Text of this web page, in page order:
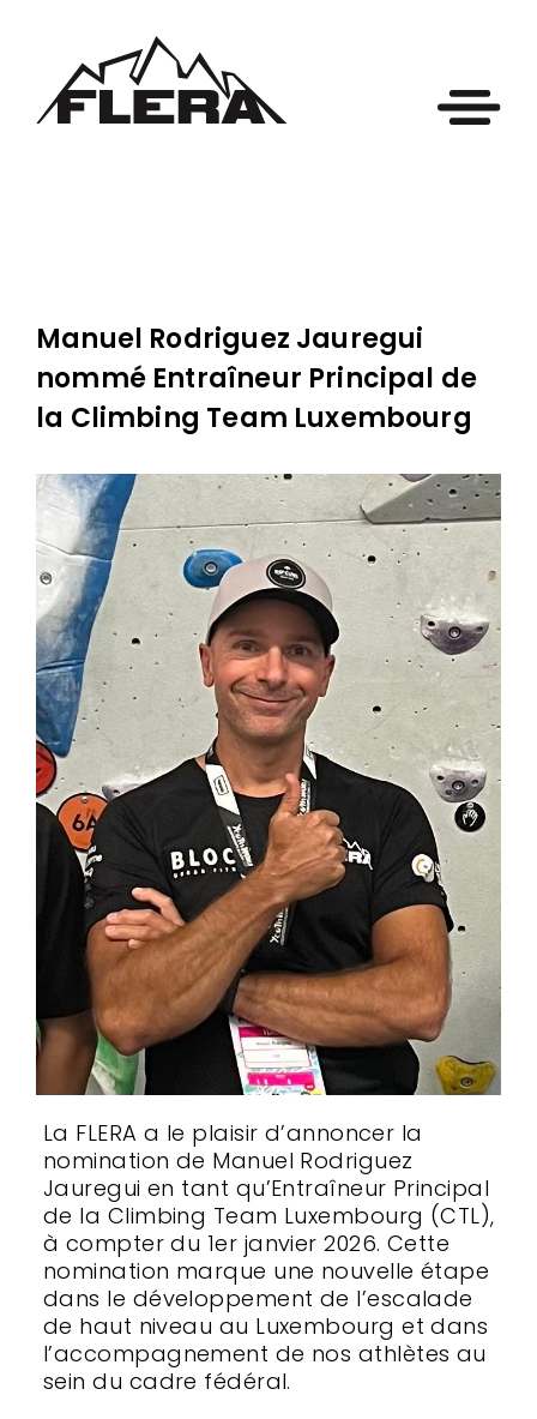
Manuel Rodriguez Jauregui
nommé Entraîneur Principal de
la Climbing Team Luxembourg
La FLERA a le plaisir d’annoncer la
nomination de Manuel Rodriguez
Jauregui en tant qu’Entraîneur Principal
de la Climbing Team Luxembourg (CTL),
à compter du 1er janvier 2026. Cette
nomination marque une nouvelle étape
dans le développement de l’escalade
de haut niveau au Luxembourg et dans
l’accompagnement de nos athlètes au
sein du cadre fédéral.